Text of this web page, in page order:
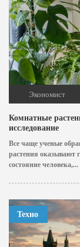
Экономист
Комнатные
исследование
Все чаще ученые
растения оказывают
состояние человека,...
Техно